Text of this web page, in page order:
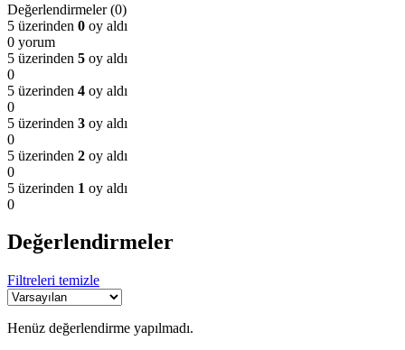
Değerlendirmeler (0)
5 üzerinden 0 oy aldı
0 yorum
5 üzerinden 5 oy aldı
0
5 üzerinden 4 oy aldı
0
5 üzerinden 3 oy aldı
0
5 üzerinden 2 oy aldı
0
5 üzerinden 1 oy aldı
0
Değerlendirmeler
Filtreleri temizle
Henüz değerlendirme yapılmadı.